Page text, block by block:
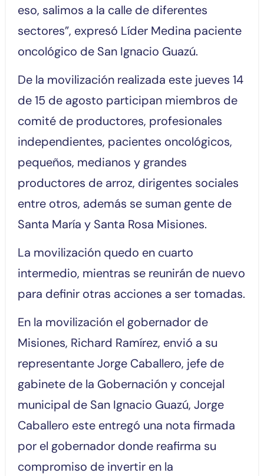
eso, salimos a la calle de diferentes
sectores”, expresó Líder Medina paciente
oncológico de San Ignacio Guazú.
De la movilización realizada este jueves 14
de 15 de agosto participan miembros de
comité de productores, profesionales
independientes, pacientes oncológicos,
pequeños, medianos y grandes
productores de arroz, dirigentes sociales
entre otros, además se suman gente de
Santa María y Santa Rosa Misiones.
La movilización quedo en cuarto
intermedio, mientras se reunirán de nuevo
para definir otras acciones a ser tomadas.
En la movilización el gobernador de
Misiones, Richard Ramírez, envió a su
representante Jorge Caballero, jefe de
gabinete de la Gobernación y concejal
municipal de San Ignacio Guazú, Jorge
Caballero este entregó una nota firmada
por el gobernador donde reafirma su
compromiso de invertir en la